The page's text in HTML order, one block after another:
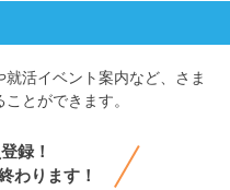
活イベント案内など、さま
とができます。
録！
わります！